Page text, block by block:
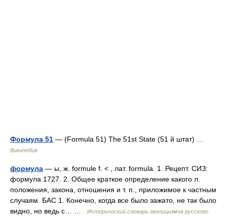
Формула 51 — (Formula 51) The 51st State (51 й штат) …
Википедия
формула — ы, ж. formule f. < , лат. formula. 1. Рецепт. СИЗ:
формула 1727. 2. Общее краткое определение какого л.
положения, закона, отношения и т. п., приложимое к частным
случаям. БАС 1. Конечно, когда все было зажато, не так было
видно, но ведь с… …
Исторический словарь галлицизмов русского